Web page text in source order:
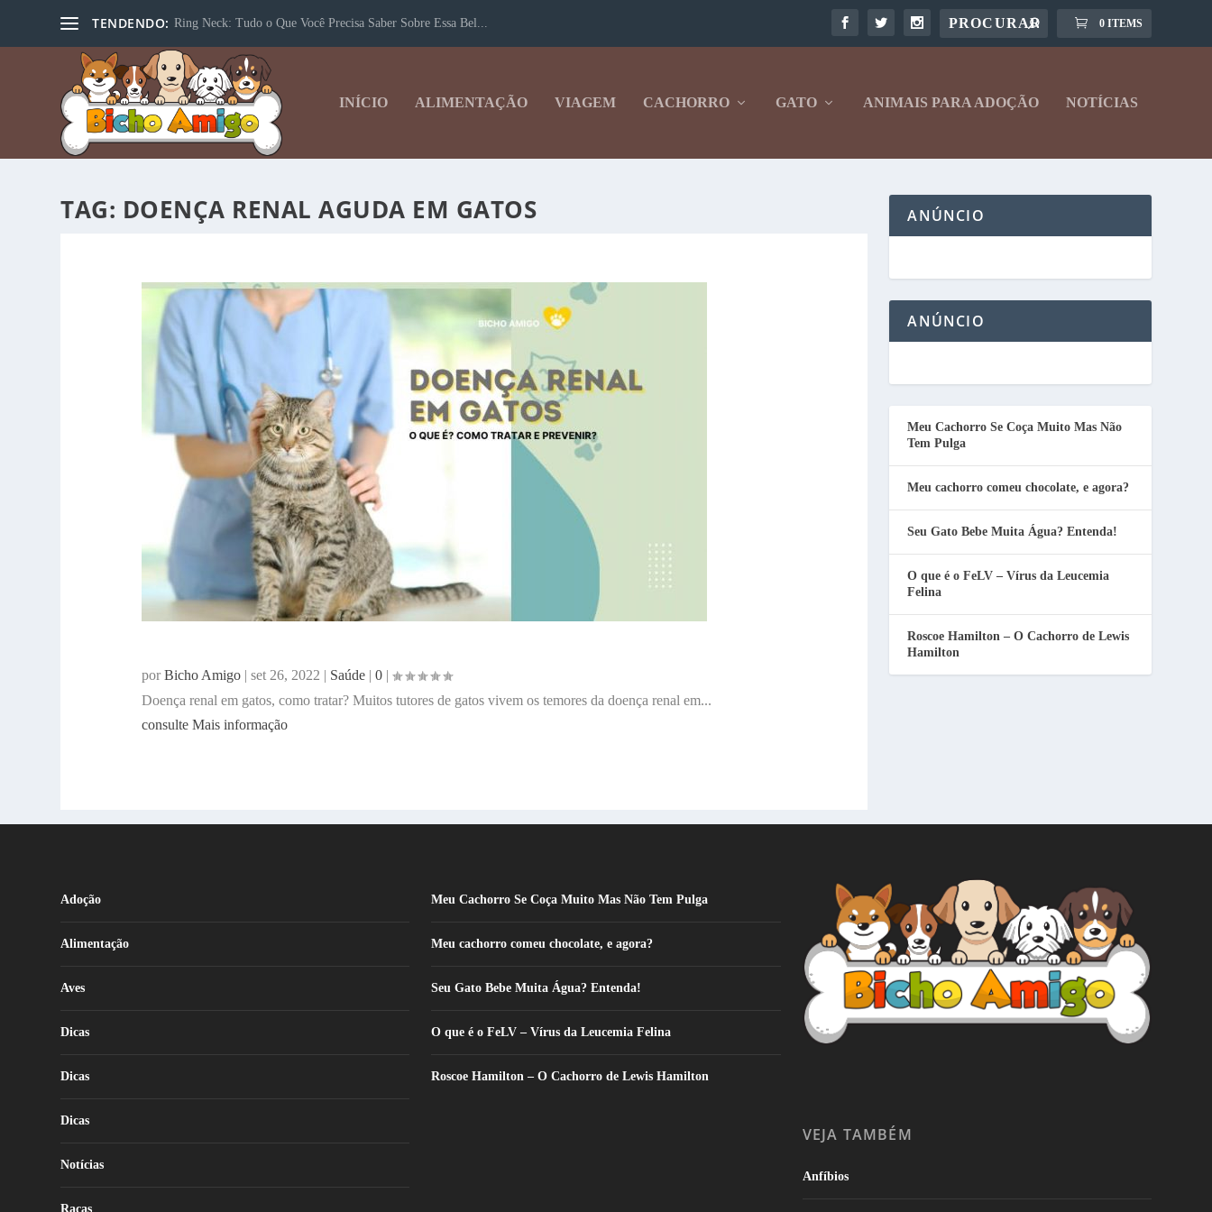
TENDENDO: Ring Neck: Tudo o Que Você Precisa Saber Sobre Essa Bel... 0 ITEMS
INÍCIO ALIMENTAÇÃO VIAGEM CACHORRO GATO ANIMAIS PARA ADOÇÃO NOTÍCIAS
TAG: DOENÇA RENAL AGUDA EM GATOS
porBicho Amigo| set 26, 2022 | Saúde| 0 |
Doença renal em gatos, como tratar? Muitos tutores de gatos vivem os temores da doença renal em...
consulte Mais informação
ANÚNCIO
ANÚNCIO
Meu Cachorro Se Coça Muito Mas Não
Tem Pulga
Meu cachorro comeu chocolate, e agora?
Seu Gato Bebe Muita Água? Entenda!
O que é o FeLV – Vírus da Leucemia
Felina
Roscoe Hamilton – O Cachorro de Lewis
Hamilton
Adoção
Alimentação
Aves
Dicas
Dicas
Dicas
Notícias
Raças
Meu Cachorro Se Coça Muito Mas Não Tem Pulga
Meu cachorro comeu chocolate, e agora?
Seu Gato Bebe Muita Água? Entenda!
O que é o FeLV – Vírus da Leucemia Felina
Roscoe Hamilton – O Cachorro de Lewis Hamilton
VEJA TAMBÉM
Anfíbios